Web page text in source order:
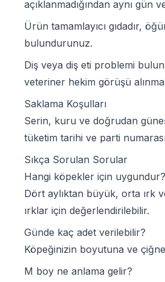
açıklanmadığından aynı gün
Ürün tamamlayıcı gıdadır,
bulundurunuz.
Diş veya diş eti problemi
veteriner hekim görüşü
Saklama Koşulları
Serin, kuru ve doğrudan
tüketim tarihi ve parti
Sıkça Sorulan Sorular
Hangi köpekler için uygundur?
Dört aylıktan büyük, orta ırk
ırklar için değerlendirilebilir.
Günde kaç adet verilebilir?
Köpeğinizin boyutuna ve
M boy ne anlama gelir?